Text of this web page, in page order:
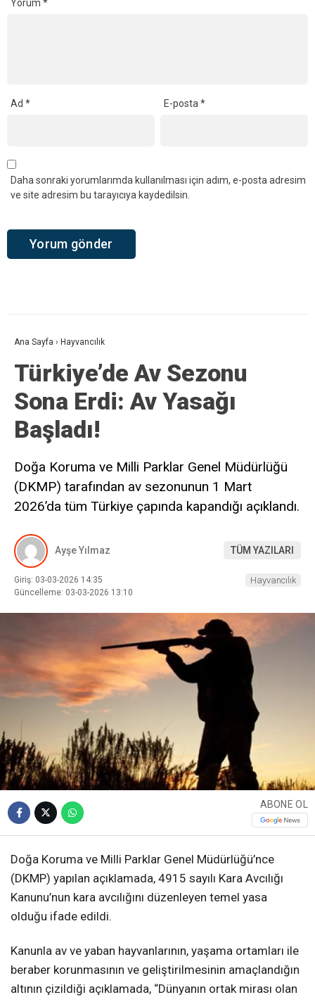
Yorum *
Ad * E-posta*
Daha sonraki yorumlarımda kullanılması için adım, e-posta adresim
ve site adresim bu tarayıcıya kaydedilsin.
Ana Sayfa › Hayvancılık
Türkiye’de Av Sezonu
Sona Erdi: Av Yasağı
Başladı!
Doğa Koruma ve Milli Parklar Genel Müdürlüğü
(DKMP) tarafından av sezonunun 1 Mart
2026’da tüm Türkiye çapında kapandığı açıklandı.
Ayşe Yılmaz TÜM YAZILARI
Giriş: 03-03-2026 14:35
Güncelleme: 03-03-2026 13:10
Hayvancılık
ABONE OL
Doğa Koruma ve Milli Parklar Genel Müdürlüğü’nce
(DKMP) yapılan açıklamada, 4915 sayılı Kara Avcılığı
Kanunu’nun kara avcılığını düzenleyen temel yasa
olduğu ifade edildi.
Kanunla av ve yaban hayvanlarının, yaşama ortamları ile
beraber korunmasının ve geliştirilmesinin amaçlandığın
altının çizildiği açıklamada, “Dünyanın ortak mirası olan